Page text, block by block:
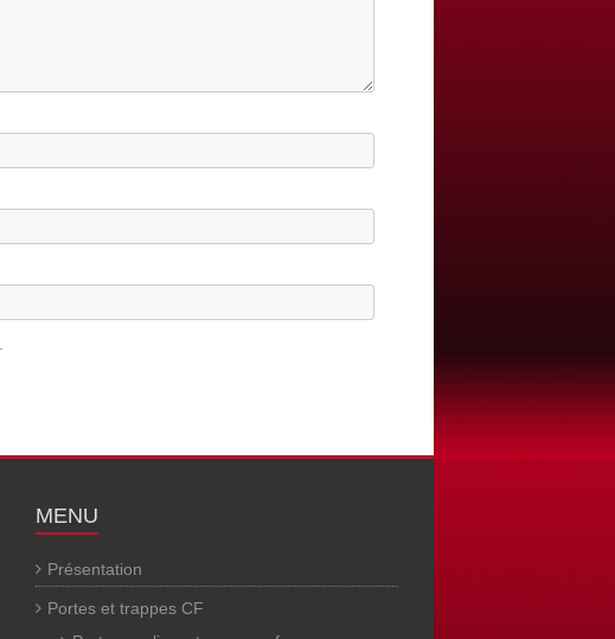
MENU
Présentation
Portes et trappes CF